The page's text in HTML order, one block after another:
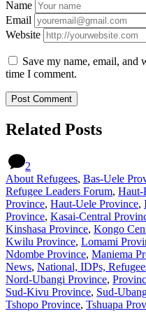
Name
Email
Website
Save my name, email, and
time I comment.
Related Posts
2
About Refugees, Bas-Uele
Refugee Leaders Forum, Haut-
Province, Haut-Uele Province,
Province, Kasai-Central
Kinshasa Province, Kongo
Kwilu Province, Lomami
Ndombe Province, Maniema
News, National, IDPs,
Nord-Ubangi Province,
Sud-Kivu Province, Sud-
Tshopo Province, Tshuapa